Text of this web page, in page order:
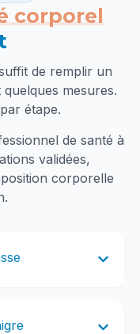
corporel
de remplir un
mesures.
étape.
de santé à
validées,
corporelle